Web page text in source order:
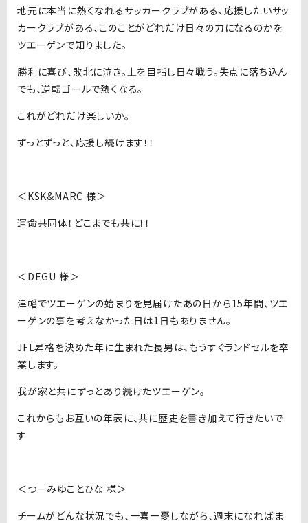
地元に本当に熱くなれるサッカークラブがある、応援したいサッ
カークラブがある、このことがどれだけ日々の力になるのかを
ツエーゲンで知りました。
勝利に喜び、敗北に泣き。上を目指し日々戦う。失点に落ち込ん
でも、逆転ゴールで熱くなる。
これがどれだけ楽しいか。
ずっとずっと、応援し続けます！！
＜KSK&MARC 様＞
運命共同体！どこまでも共に！！
＜DEGU 様＞
津幡でツエーゲンの始まりを見届けたあの日から15年間、ツエ
ーゲンの事を考えなかった日は1日もありません。
JFL昇格を決めた年に生まれた長男は、もうすぐランドセルを卒
業します。
我が家と共にずっとあり続けたツエーゲン。
これからもお互いの年表に、共に歴史を書き加えて行きたいで
す
＜つーみゆことひな 様＞
チームがどんな状況でも、一喜一憂しながら、週末になればま